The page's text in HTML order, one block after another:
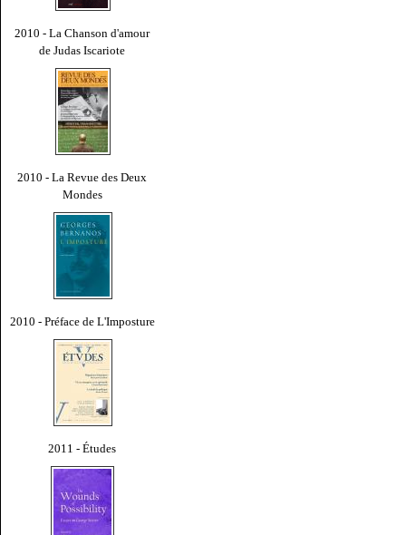
2010 - La Chanson d'amour
de Judas Iscariote
2010 - La Revue des Deux
Mondes
2010 - Préface de L'Imposture
2011 - Études